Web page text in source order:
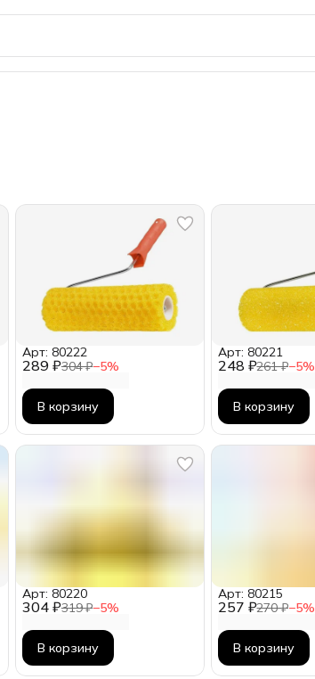
289 ₽304 ₽−5%
Арт: 80222
В корзину
248 ₽261 ₽−5%
Арт: 80221
В корзину
304 ₽319 ₽−5%
Арт: 80220
В корзину
257 ₽270 ₽−5%
Арт: 80215
В корзину